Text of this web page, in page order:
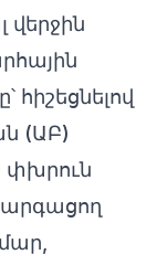
վերջին
հիշեցնելով
(ԱԲ)
փխրուն